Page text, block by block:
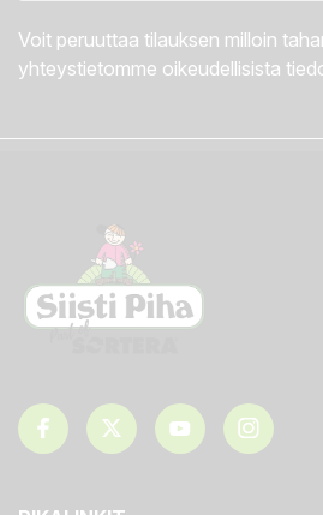
Voit peruuttaa tilauksen milloin
yhteystietomme oikeudellisista